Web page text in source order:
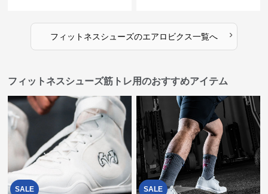
フィットネスシューズのエアロビクス一覧へ ›
フィットネスシューズ筋トレ用のおすすめアイテム
SALE SALE